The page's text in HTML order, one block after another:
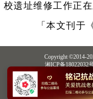
校遗址维修工作正在
「本文刊于《
Copyright ©2014-
湘ICP备18022032
中央网信办违法和不良信息举报
不良信息举报电话：
纠错电话：